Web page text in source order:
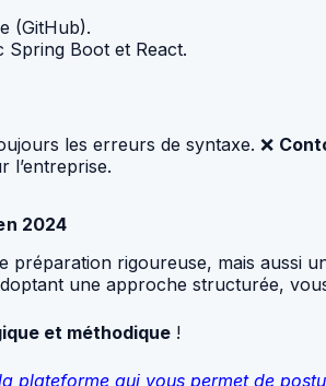
(GitHub).
Boot et React.
les erreurs de syntaxe. ❌
2024
préparation rigoureuse, mais aussi
une approche structurée,
et méthodique !
plateforme qui vous permet de